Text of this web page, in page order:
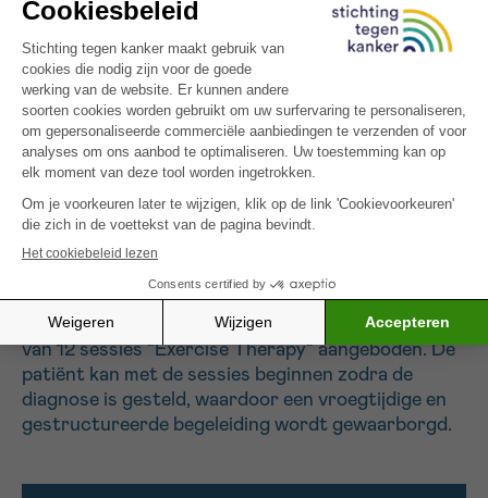
bestrijden van aanhoudende vermoeidheid en het
verlichten van symptomen van angst en depressie
die vaak gepaard gaan met de ziekte en de
behandelingen ervan.
Met dit project willen wij patiënten in staat stellen
om aangepaste lichaamsbeweging te ontdekken en
deze op duurzame wijze in hun leven te integreren,
teneinde de voordelen van sport voor hun
lichamelijke en psychische gezondheid op lange
termijn te bestendigen.
Zodra een patiënt zich bij La Vie-là heeft
ingeschreven, wordt hem of haar een abonnement
van 12 sessies “Exercise Therapy“ aangeboden. De
patiënt kan met de sessies beginnen zodra de
diagnose is gesteld, waardoor een vroegtijdige en
gestructureerde begeleiding wordt gewaarborgd.